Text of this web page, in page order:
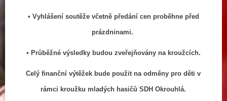
• Vyhlášení soutěže včetně předání cen proběhne před
prázdninami.
• Průběžné výsledky budou zveřejňovány na kroužcích.
Celý finanční výtěžek bude použit na odměny pro děti v
rámci kroužku mladých hasičů SDH Okrouhlá.